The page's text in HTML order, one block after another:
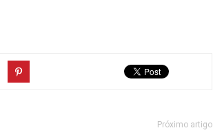
Próximo artigo